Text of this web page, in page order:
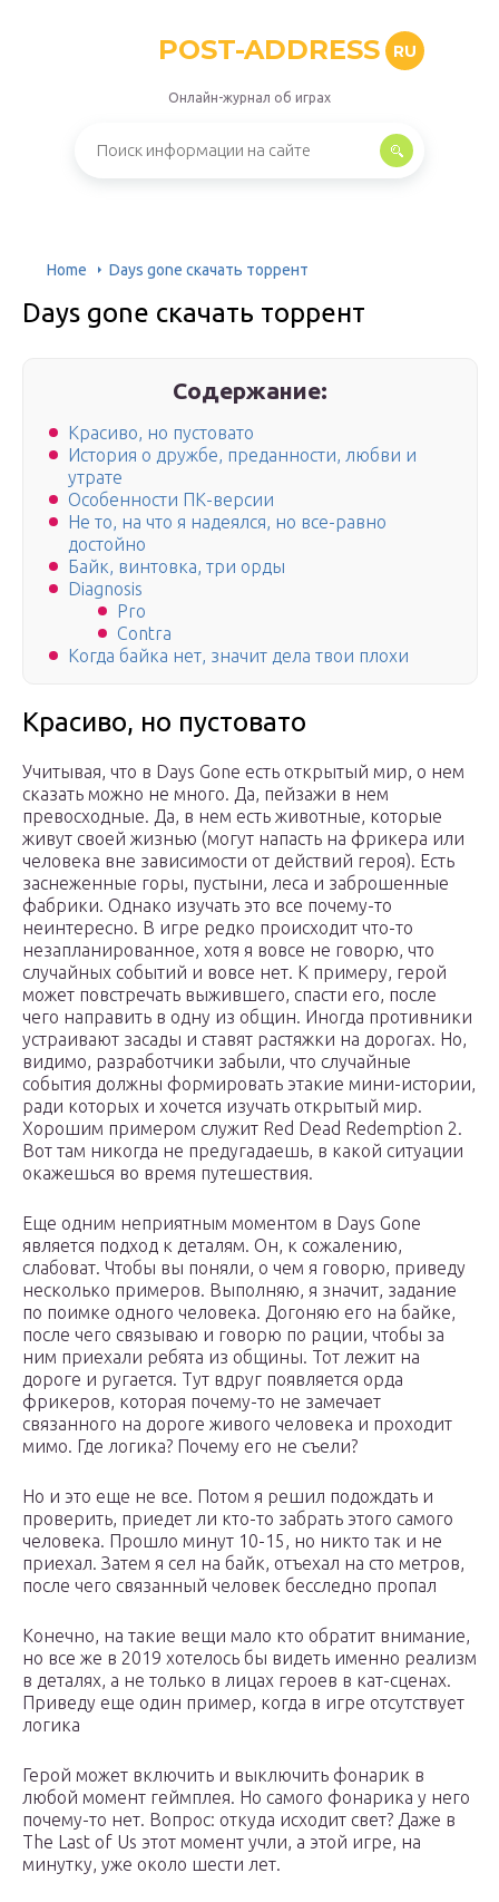
POST-ADDRESS RU
Онлайн-журнал об играх
Home Days gone скачать торрент
Days gone скачать торрент
Содержание:
Красиво, но пустовато
История о дружбе, преданности, любви и
утрате
Особенности ПК-версии
Не то, на что я надеялся, но все-равно
достойно
Байк, винтовка, три орды
Diagnosis
Pro
Contra
Когда байка нет, значит дела твои плохи
Красиво, но пустовато
Учитывая, что в Days Gone есть открытый мир, о нем
сказать можно не много. Да, пейзажи в нем
превосходные. Да, в нем есть животные, которые
живут своей жизнью (могут напасть на фрикера или
человека вне зависимости от действий героя). Есть
заснеженные горы, пустыни, леса и заброшенные
фабрики. Однако изучать это все почему-то
неинтересно. В игре редко происходит что-то
незапланированное, хотя я вовсе не говорю, что
случайных событий и вовсе нет. К примеру, герой
может повстречать выжившего, спасти его, после
чего направить в одну из общин. Иногда противники
устраивают засады и ставят растяжки на дорогах. Но,
видимо, разработчики забыли, что случайные
события должны формировать этакие мини-истории,
ради которых и хочется изучать открытый мир.
Хорошим примером служит Red Dead Redemption 2.
Вот там никогда не предугадаешь, в какой ситуации
окажешься во время путешествия.
Еще одним неприятным моментом в Days Gone
является подход к деталям. Он, к сожалению,
слабоват. Чтобы вы поняли, о чем я говорю, приведу
несколько примеров. Выполняю, я значит, задание
по поимке одного человека. Догоняю его на байке,
после чего связываю и говорю по рации, чтобы за
ним приехали ребята из общины. Тот лежит на
дороге и ругается. Тут вдруг появляется орда
фрикеров, которая почему-то не замечает
связанного на дороге живого человека и проходит
мимо. Где логика? Почему его не съели?
Но и это еще не все. Потом я решил подождать и
проверить, приедет ли кто-то забрать этого самого
человека. Прошло минут 10-15, но никто так и не
приехал. Затем я сел на байк, отъехал на сто метров,
после чего связанный человек бесследно пропал
Конечно, на такие вещи мало кто обратит внимание,
но все же в 2019 хотелось бы видеть именно реализм
в деталях, а не только в лицах героев в кат-сценах.
Приведу еще один пример, когда в игре отсутствует
логика
Герой может включить и выключить фонарик в
любой момент геймплея. Но самого фонарика у него
почему-то нет. Вопрос: откуда исходит свет? Даже в
The Last of Us этот момент учли, а этой игре, на
минутку, уже около шести лет.